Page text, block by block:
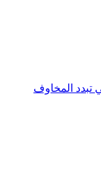
تبدد المخاوف